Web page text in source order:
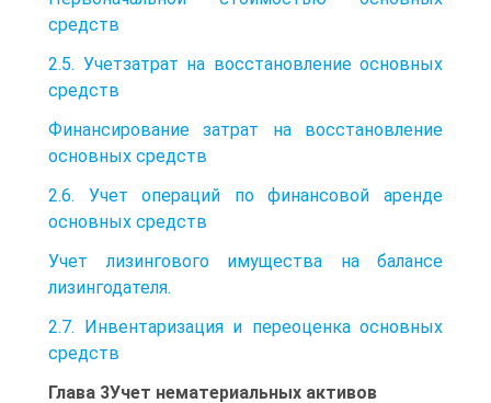
средств
2.5. Учетзатрат на восстановление основных
средств
Финансирование затрат на восстановление
основных средств
2.6. Учет операций по финансовой аренде
основных средств
Учет лизингового имущества на балансе
лизингодателя.
2.7. Инвентаризация и переоценка основных
средств
Глава 3Учет нематериальных активов